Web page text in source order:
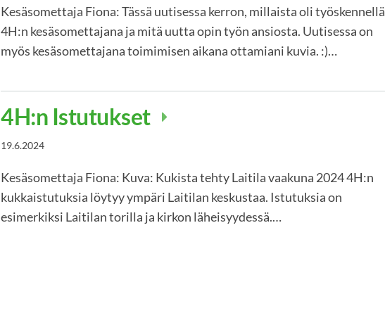
Kesäsomettaja Fiona: Tässä uutisessa kerron, millaista oli työskennellä
4H:n kesäsomettajana ja mitä uutta opin työn ansiosta. Uutisessa on
myös kesäsomettajana toimimisen aikana ottamiani kuvia. :)…
4H:n Istutukset
19.6.2024
Kesäsomettaja Fiona: Kuva: Kukista tehty Laitila vaakuna 2024 4H:n
kukkaistutuksia löytyy ympäri Laitilan keskustaa. Istutuksia on
esimerkiksi Laitilan torilla ja kirkon läheisyydessä.…